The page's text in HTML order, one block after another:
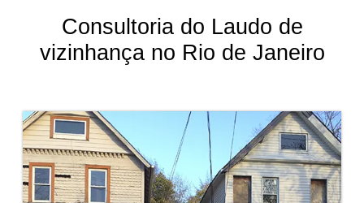
Consultoria do Laudo de
vizinhança no Rio de Janeiro